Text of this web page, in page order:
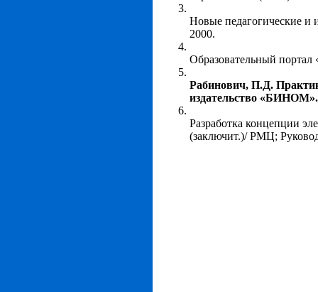
Новые педагогические и
2000.
Образовательный
Рабинович, П.Д.
издательство «БИНОМ».
Разработка концепции
(заключит.)/ РМЦ;